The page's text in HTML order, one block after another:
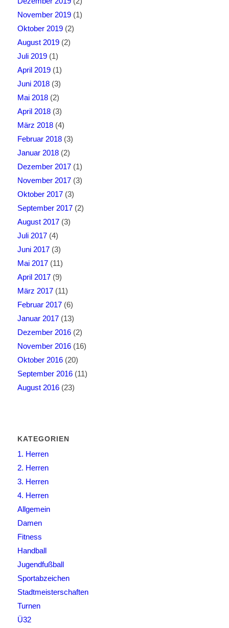
November 2019(1)
Oktober 2019(2)
August 2019(2)
Juli 2019(1)
April 2019(1)
Juni 2018(3)
Mai 2018(2)
April 2018(3)
März 2018(4)
Februar 2018(3)
Januar 2018(2)
Dezember 2017(1)
November 2017(3)
Oktober 2017(3)
September 2017(2)
August 2017(3)
Juli 2017(4)
Juni 2017(3)
Mai 2017(11)
April 2017(9)
März 2017(11)
Februar 2017(6)
Januar 2017(13)
Dezember 2016(2)
November 2016(16)
Oktober 2016(20)
September 2016(11)
August 2016(23)
KATEGORIEN
1. Herren
2. Herren
3. Herren
4. Herren
Allgemein
Damen
Fitness
Handball
Jugendfußball
Sportabzeichen
Stadtmeisterschaften
Turnen
Ü32